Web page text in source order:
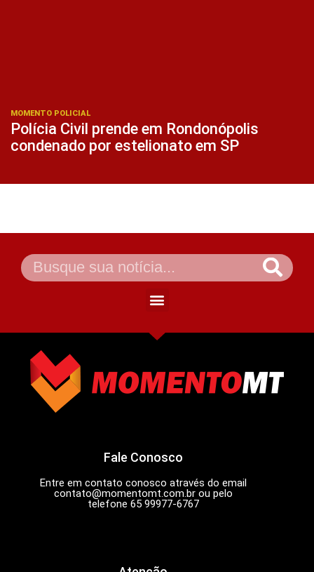
MOMENTO POLICIAL
Polícia Civil prende em Rondonópolis
condenado por estelionato em SP
Fale Conosco
Entre em contato conosco através do email
contato@momentomt.com.brou pelo
telefone 65 99977-6767